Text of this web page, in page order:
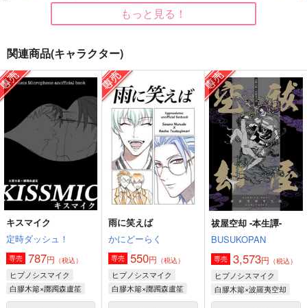
SS-Hypnagogia
銀鈴のつづり
1,100 （税込）
碧棺左馬刻×白膠木簓
サンプル
作品詳細
DEVILISH YOUTH
まだあいも見ず
629 円 （税込）
躑躅森盧笙×白膠木簓
サンプル
作品詳細
恋はつらい、恋わずら
い
ミンチ
787円（税込）
白膠木簓×躑躅森盧笙
サンプル
作品詳細
もっと見る！
関連商品(キャラクター)
キスマイク
定時ダッシュ！
専売 787円 （税込）
ヒプノシスマイク
白膠木簓×躑躅森盧笙
雨に笑えば
かにどーらく
専売 550円 （税込）
ヒプノシスマイク
白膠木簓×躑躅森盧笙
祓屋空却 -本生譚-
BUSUKOPAN
専売 3,573円 （税込）
ヒプノシスマイク
白膠木簓×波羅夷空却